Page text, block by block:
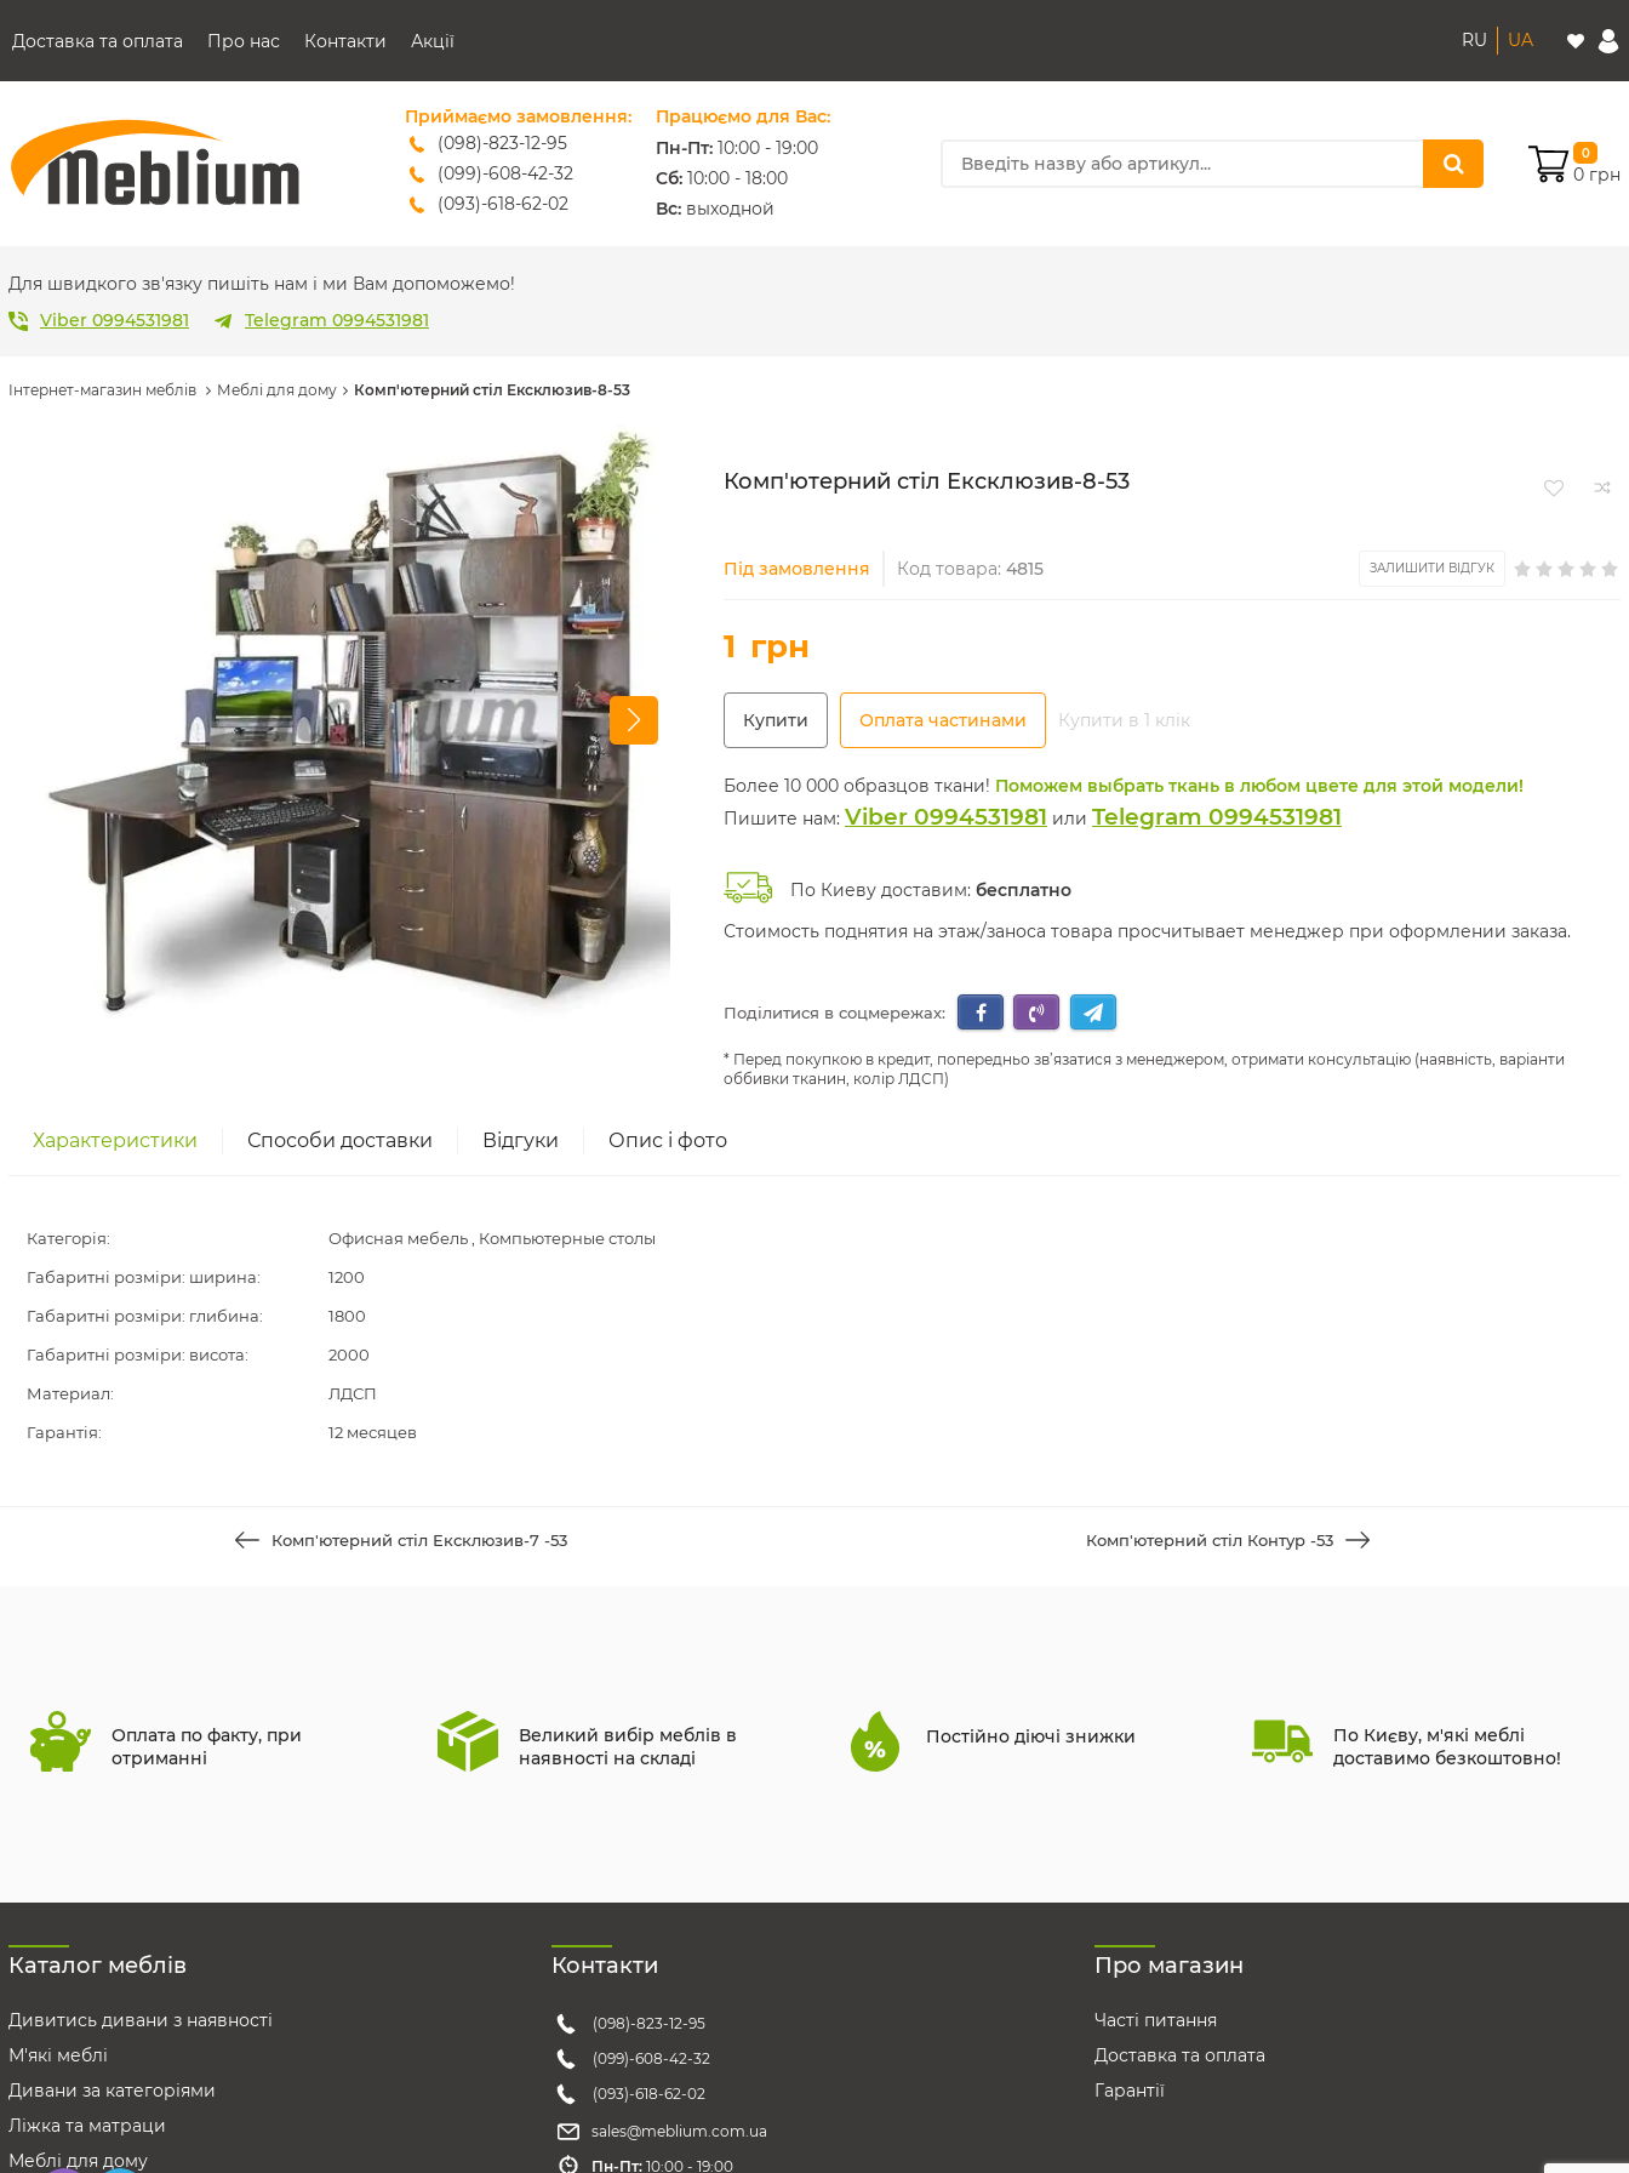
Доставка та оплата Про нас Контакти Акції RU UA
Приймаємо замовлення:
(098)-823-12-95
(099)-608-42-32
(093)-618-62-02
sales@meblium.com.ua
Працюємо для Вас:
Пн-Пт: 10:00 - 19:00
Cб: 10:00 - 18:00
Вс: выходной
0
0 грн
Для швидкого зв'язку пишіть нам і ми Вам допоможемо!
Viber 0994531981
Telegram 0994531981
Інтернет-магазин меблів Меблі для дому Комп'ютерний стіл Ексклюзив-8-53
Комп'ютерний стіл Ексклюзив-8-53
Під замовлення Код товара: 4815 ЗАЛИШИТИ ВІДГУК
1 грн
Купити Оплата частинами Купити в 1 клік
Более 10 000 образцов ткани! Поможем выбрать ткань в любом цвете для этой модели!
Пишите нам: Viber 0994531981 или Telegram 0994531981
По Киеву доставим: бесплатно
Стоимость поднятия на этаж/заноса товара просчитывает менеджер при оформлении заказа.
Поділитися в соцмережах:
Перед покупкою в кредит, попередньо зв’язатися з менеджером, отримати консультацію (наявність, варіанти
оббивки тканин, колір ЛДСП)
Характеристики Способи доставки Відгуки Опис і фото
Категорія:
Офисная мебель , Компьютерные столы
Габаритні розміри: ширина:
1200
Габаритні розміри: глибина:
1800
Габаритні розміри: висота:
2000
Материал:
ЛДСП
Гарантія:
12 месяцев
Комп'ютерний стіл Ексклюзив-7 -53 Комп'ютерний стіл Контур -53
Оплата по факту, при
отриманні
Великий вибір меблів в
наявності на складі
Постійно діючі знижки
По Києву, м'які меблі
доставимо безкоштовно!
Каталог меблів
Дивитись дивани з наявності
М'які меблі
Дивани за категоріями
Ліжка та матраци
Меблі для дому
Контакти
(098)-823-12-95
(099)-608-42-32
(093)-618-62-02
sales@meblium.com.ua
Пн-Пт: 10:00 - 19:00
Про магазин
Часті питання
Доставка та оплата
Гарантії